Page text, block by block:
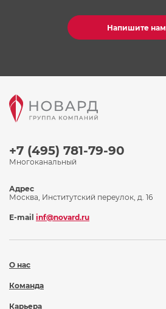
Напишите нам
+7 (495) 781-79-90
Многоканальный
О нас
Команда
Карьера
Адрес
Москва, Институтский переулок, д. 16
E-mail inf@novard.ru